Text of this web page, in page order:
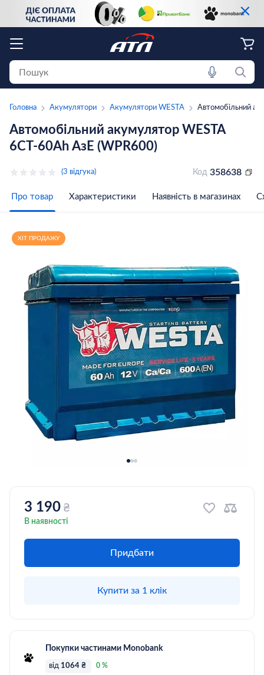
×
Головна Акумулятори Акумулятори WESTA Автомобільний
Автомобільний акумулятор WESTA
6CT-60Аh АзЕ (WPR600)
(3 відгука) Код 358638
Про товар Характеристики Наявність в магазинах
ХІТ ПРОДАЖУ
3 190 ₴
В наявності
Придбати
Купити за 1 клік
Покупки частинами Monobank
від 1064 ₴ 0 %